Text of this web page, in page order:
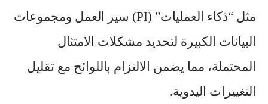
مثل “ذكاء العمليات” (PI) سير العمل ومجموعات
البيانات الكبيرة لتحديد مشكلات الامتثال
المحتملة، مما يضمن الالتزام باللوائح مع تقليل
التغييرات اليدوية.